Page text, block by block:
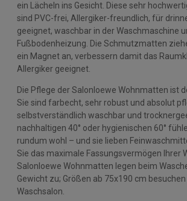
ein Lächeln ins Gesicht. Diese sehr
sind PVC-frei, Allergiker-freundlich, für
geeignet, waschbar in der Waschmaschine
Fußbodenheizung. Die Schmutzmatten
ein Magnet an, verbessern damit das
Allergiker geeignet.
Die Pflege der Salonloewe Wohnmatten ist
Sie sind farbecht, sehr robust und absolut
selbstverständlich waschbar und
nachhaltigen 40° oder hygienischen 60°
rundum wohl – und sie lieben
Sie das maximale Fassungsvermögen Ihrer
Salonloewe Wohnmatten legen beim
Gewicht zu; Größen ab 75x190 cm
Waschsalon.